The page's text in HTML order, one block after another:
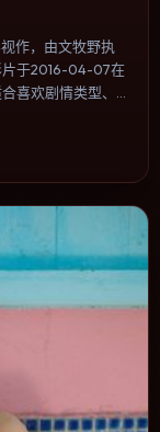
作，由文牧野执
片于2016-04-07在
喜欢剧情类型、关
片补片的选择。